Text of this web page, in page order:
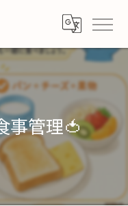
事管理🍅